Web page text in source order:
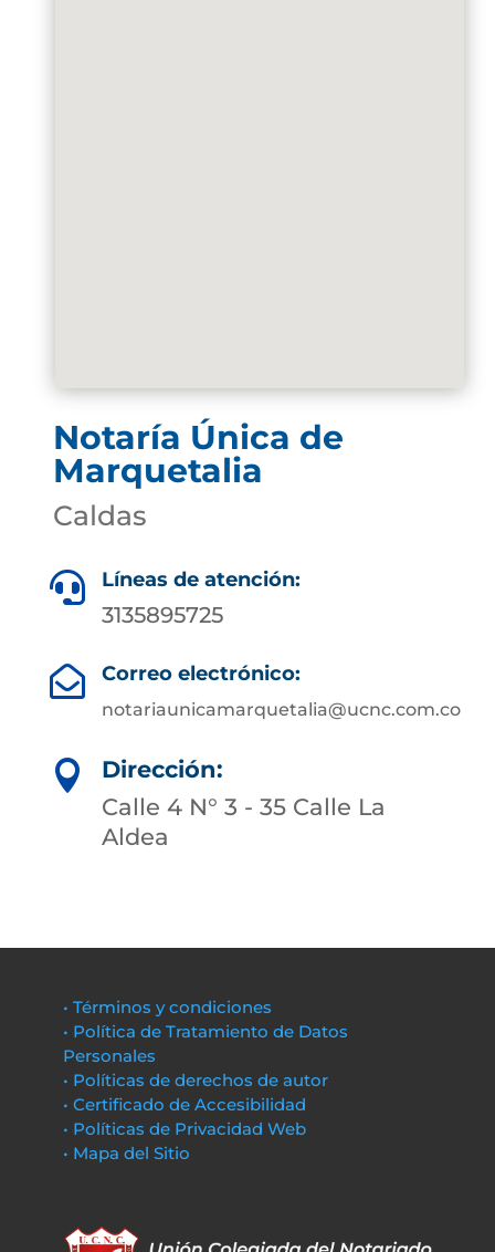
Notaría Única de
Marquetalia
Caldas
 Líneas de atención:
3135895725
 Correo electrónico:
notariaunicamarquetalia@ucnc.com.co

Dirección:
Calle 4 N° 3 - 35 Calle La
Aldea
• Términos y condiciones
• Política de Tratamiento de Datos
Personales
• Políticas de derechos de autor
• Certificado de Accesibilidad
• Políticas de Privacidad Web
• Mapa del Sitio